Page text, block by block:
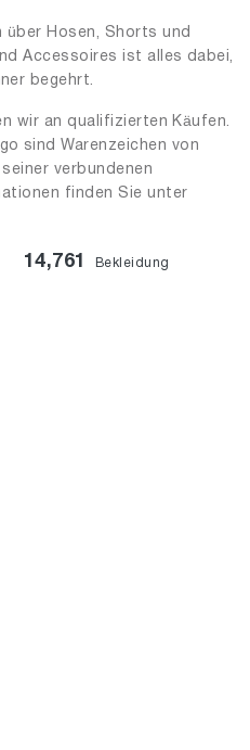
über Hosen, Shorts und
Accessoires ist alles dabei,
begehrt.
wir an qualifizierten Käufen.
sind Warenzeichen von
verbundenen
finden Sie unter
14,761 Bekleidung